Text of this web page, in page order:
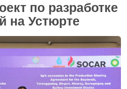
по разработке
на Устюрте